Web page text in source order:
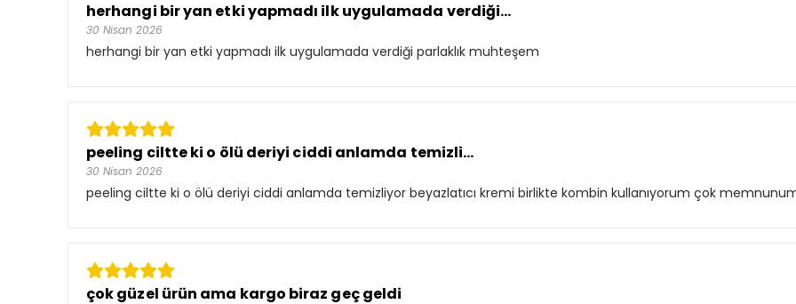
herhangi bir yan etki yapmadı ilk uygulamada verdiği...
30 Nisan 2026
herhangi bir yan etki yapmadı ilk uygulamada verdiği parlaklık muhteşem
peeling ciltte ki o ölü deriyi ciddi anlamda temizli...
30 Nisan 2026
peeling ciltte ki o ölü deriyi ciddi anlamda temizliyor beyazlatıcı kremi birlikte kombin kullanıyorum çok
çok güzel ürün ama kargo biraz geç geldi